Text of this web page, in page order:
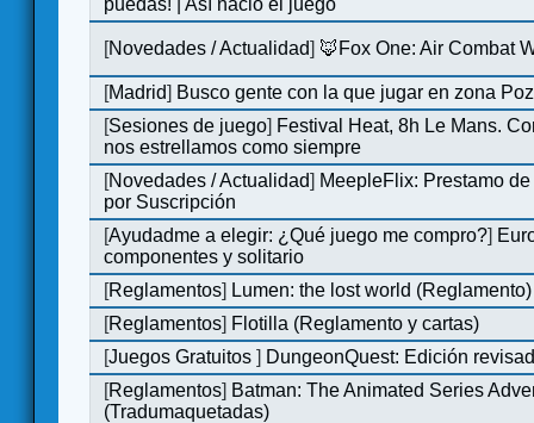
puedas! | Así nació el juego
[Novedades / Actualidad] 🦊Fox One: Air Combat
[Madrid] Busco gente con la que jugar en zona
[Sesiones de juego] Festival Heat, 8h Le Mans.
nos estrellamos como siempre
[Novedades / Actualidad] MeepleFlix: Prestamo
por Suscripción
[Ayudadme a elegir: ¿Qué juego me compro?]
componentes y solitario
[Reglamentos] Lumen: the lost world (Reglamento)
[Reglamentos] Flotilla (Reglamento y cartas)
[Juegos Gratuitos] DungeonQuest: Edición
[Reglamentos] Batman: The Animated Series
(Tradumaquetadas)